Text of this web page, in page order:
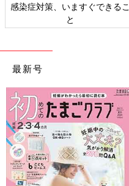
感染症対策、いますぐできるこ
と
最新号